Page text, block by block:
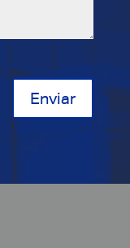
Enviar